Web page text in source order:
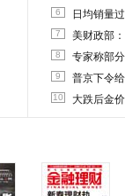
6 日均销量
7 美财政部
8 专家称部
9 普京下令
10 大跌后金